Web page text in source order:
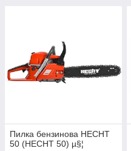
Пилка бензинова HECHT
50 (HECHT 50) µ§¦